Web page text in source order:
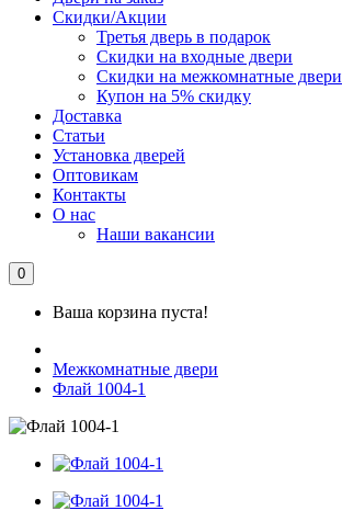
Скидки/Акции
Третья дверь в подарок
Скидки на входные двери
Скидки на межкомнатные двери
Купон на 5% скидку
Доставка
Статьи
Установка дверей
Оптовикам
Контакты
О нас
Наши вакансии
0
Ваша корзина пуста!
Межкомнатные двери
Флай 1004-1